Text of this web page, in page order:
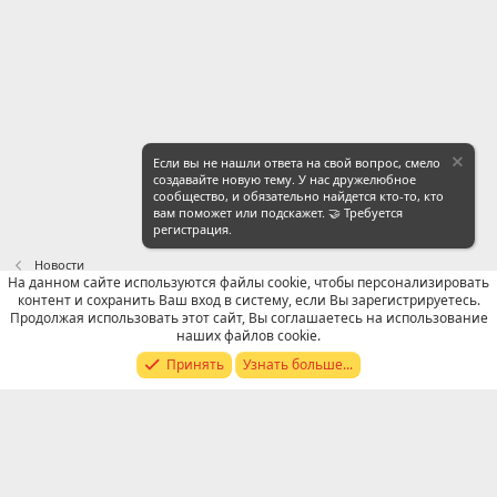
Новости
Russian (RU)
Условия и правила
Политика конфиденциальности
Помощь
R
S
Если вы не нашли ответа на свой вопрос, смело
создавайте новую тему. У нас дружелюбное
сообщество, и обязательно найдется кто-то, кто
вам поможет или подскажет. 🤝 Требуется
регистрация.
На данном сайте используются файлы cookie, чтобы персонализировать
контент и сохранить Ваш вход в систему, если Вы зарегистрируетесь.
Продолжая использовать этот сайт, Вы соглашаетесь на использование
наших файлов cookie.
Принять
Узнать больше...